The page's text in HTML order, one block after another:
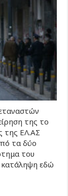
της το
της ΕΛ.ΑΣ
τα δύο
του
κατάληψη εδώ